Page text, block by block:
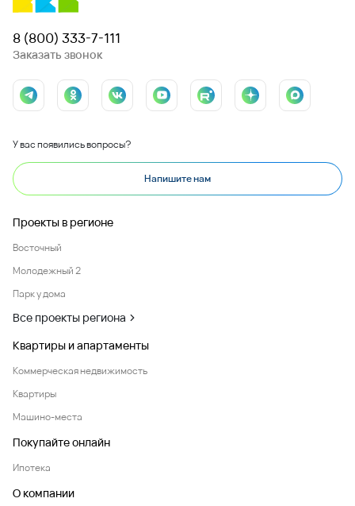
8 (800) 333-7-111
Заказать звонок
У вас появились вопросы?
Напишите нам
Проекты в регионе
Восточный
Молодежный 2
Парк у дома
Все проекты региона
Квартиры и апартаменты
Коммерческая недвижимость
Квартиры
Машино-места
Покупайте онлайн
Ипотека
О компании